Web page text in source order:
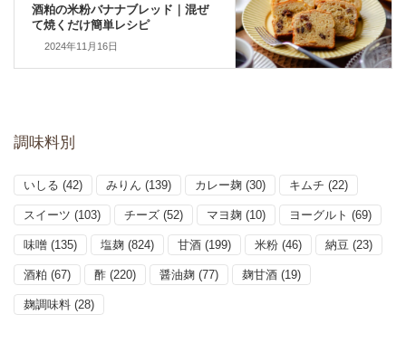
酒粕の米粉バナナブレッド｜混ぜ
て焼くだけ簡単レシピ
2024年11月16日
調味料別
いしる (42) みりん (139) カレー麹 (30) キムチ (22)
スイーツ (103) チーズ (52) マヨ麹 (10) ヨーグルト (69)
味噌 (135) 塩麹 (824) 甘酒 (199) 米粉 (46) 納豆 (23)
酒粕 (67) 酢 (220) 醤油麹 (77) 麹甘酒 (19)
麹調味料 (28)